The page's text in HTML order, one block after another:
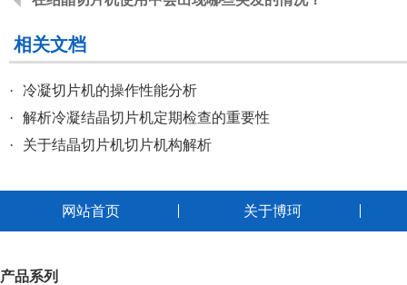
相关文档
·
冷凝切片机的操作性能分析
·
解析冷凝结晶切片机定期检查的重要性
·
关于结晶切片机切片机构解析
网站首页 关于博珂
产品系列